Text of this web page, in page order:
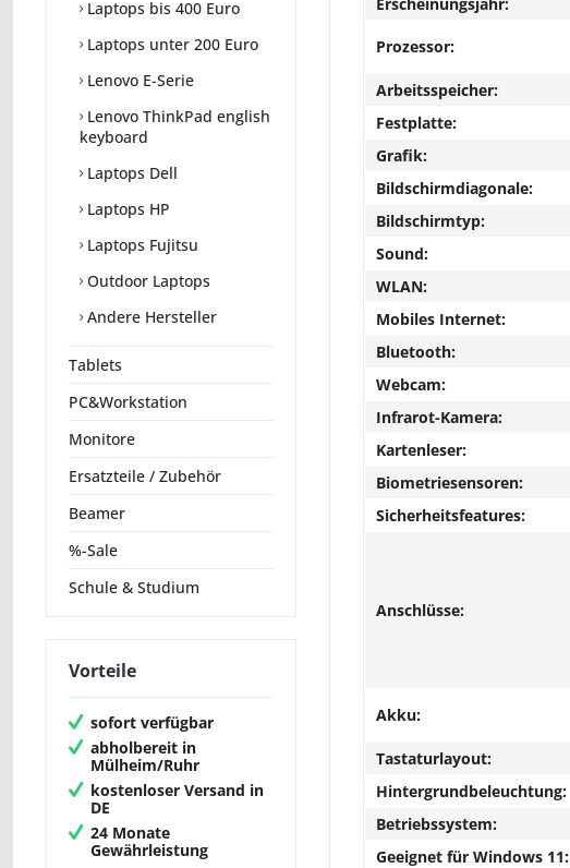
Laptops bis 400 Euro
Laptops unter 200 Euro
Lenovo E-Serie
Lenovo ThinkPad english
keyboard
Laptops Dell
Laptops HP
Laptops Fujitsu
Outdoor Laptops
Andere Hersteller
Tablets
PC&Workstation
Monitore
Ersatzteile / Zubehör
Beamer
%-Sale
Schule & Studium
Vorteile
sofort verfügbar
abholbereit in
Mülheim/Ruhr
kostenloser Versand in
DE
24 Monate
Gewährleistung
Prozessor:
Arbeitsspeicher:
Festplatte:
Grafik:
Bildschirmdiagonale:
Bildschirmtyp:
Sound:
WLAN:
Mobiles Internet:
Bluetooth:
Webcam:
Infrarot-Kamera:
Kartenleser:
Biometriesensoren:
Sicherheitsfeatures:
Anschlüsse:
Akku:
Tastaturlayout:
Hintergrundbeleuchtung:
Betriebssystem:
Geeignet für Windows 11: